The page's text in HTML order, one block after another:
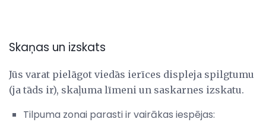
Skaņas un izskats
Jūs varat pielāgot viedās ierīces displeja spilgtumu
(ja tāds ir), skaļuma līmeni un saskarnes izskatu.
Tilpuma zonai parasti ir vairākas iespējas: